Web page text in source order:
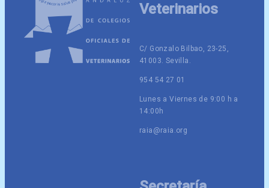
Veterinarios
C/ Gonzalo Bilbao, 23-25,
41003. Sevilla.
954 54 27 01
Lunes a Viernes de 9:00 h a
14:00h
raia@raia.org